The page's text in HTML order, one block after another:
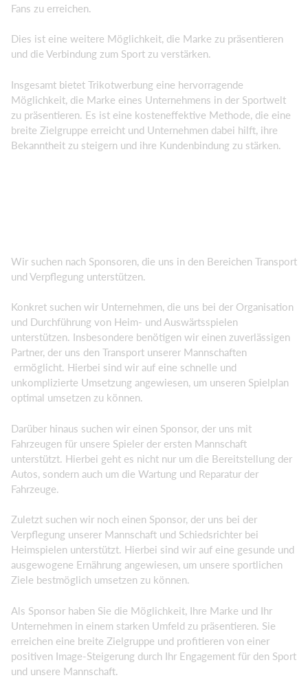
Fans zu erreichen.
Dies ist eine weitere Möglichkeit, die Marke zu präsentieren
und die Verbindung zum Sport zu verstärken.
Insgesamt bietet Trikotwerbung eine hervorragende
Möglichkeit, die Marke eines Unternehmens in der Sportwelt
zu präsentieren. Es ist eine kosteneffektive Methode, die eine
breite Zielgruppe erreicht und Unternehmen dabei hilft, ihre
Bekanntheit zu steigern und ihre Kundenbindung zu stärken.
Wir suchen nach Sponsoren, die uns in den Bereichen Transport
und Verpflegung unterstützen.
Konkret suchen wir Unternehmen, die uns bei der Organisation
und Durchführung von Heim- und Auswärtsspielen
unterstützen. Insbesondere benötigen wir einen zuverlässigen
Partner, der uns den Transport unserer Mannschaften
ermöglicht. Hierbei sind wir auf eine schnelle und
unkomplizierte Umsetzung angewiesen, um unseren Spielplan
optimal umsetzen zu können.
Darüber hinaus suchen wir einen Sponsor, der uns mit
Fahrzeugen für unsere Spieler der ersten Mannschaft
unterstützt. Hierbei geht es nicht nur um die Bereitstellung der
Autos, sondern auch um die Wartung und Reparatur der
Fahrzeuge.
Zuletzt suchen wir noch einen Sponsor, der uns bei der
Verpflegung unserer Mannschaft und Schiedsrichter bei
Heimspielen unterstützt. Hierbei sind wir auf eine gesunde und
ausgewogene Ernährung angewiesen, um unsere sportlichen
Ziele bestmöglich umsetzen zu können.
Als Sponsor haben Sie die Möglichkeit, Ihre Marke und Ihr
Unternehmen in einem starken Umfeld zu präsentieren. Sie
erreichen eine breite Zielgruppe und profitieren von einer
positiven Image-Steigerung durch Ihr Engagement für den Sport
und unsere Mannschaft.